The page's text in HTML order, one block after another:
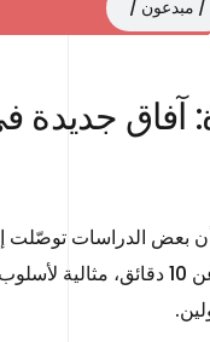
مبدعون
آفاق جديدة
التجارب الصوتية القصيرة،